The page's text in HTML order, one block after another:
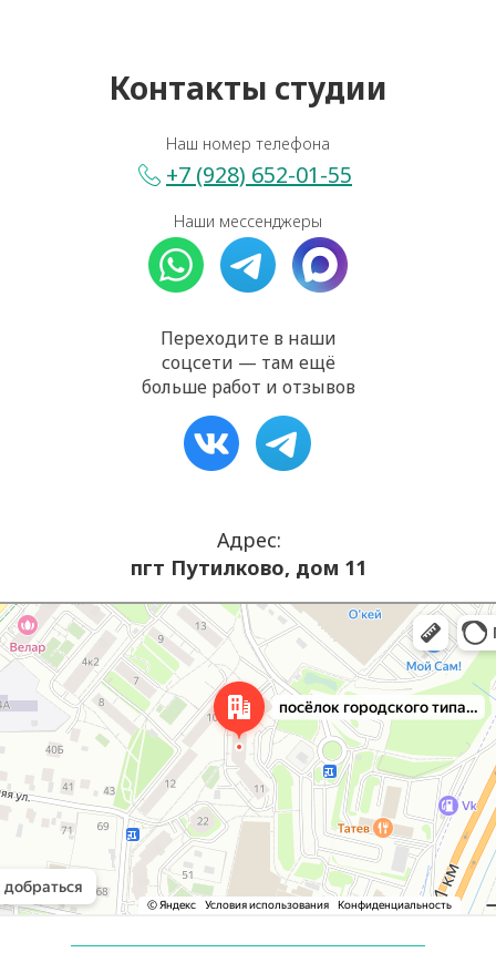
Контакты студии
Наш номер телефона
+7 (928) 652-01-55
Наши мессенджеры
Переходите в наши
соцсети — там ещё
больше работ и отзывов
Адрес:
пгт Путилково, дом 11
область
типа Путилково, 11 на карте Москвы и Московской области — Яндекс Карты